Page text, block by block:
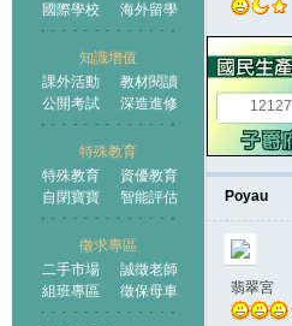
國際學校
海外留學
知識增值
課外活動
教材閱讀
公開考試
深造進修
特殊教育
特殊教育
資優教育
自閉寶寶
智能評估
徵求專區
二手市場
誠徵老師
組班專區
徵保母車
12127
Poyau
翡翠宮